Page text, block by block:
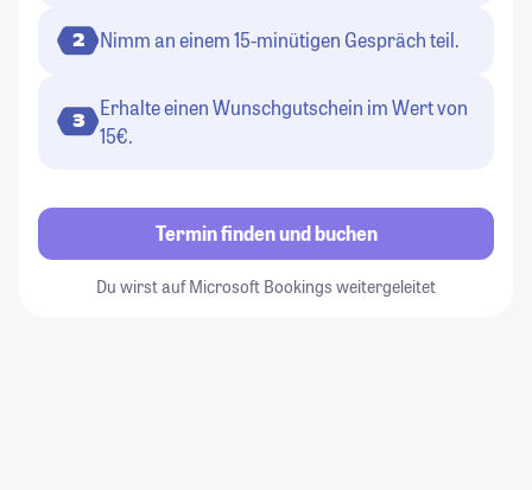
2 Nimm an einem 15-minütigen Gespräch teil.
3
Erhalte einen Wunschgutschein im Wert von
15€.
Termin finden und buchen
Du wirst auf Microsoft Bookings weitergeleitet